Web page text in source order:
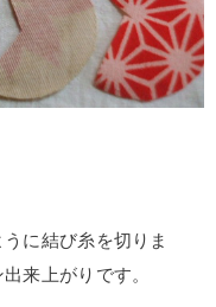
に結び糸を切りま
来上がりです。